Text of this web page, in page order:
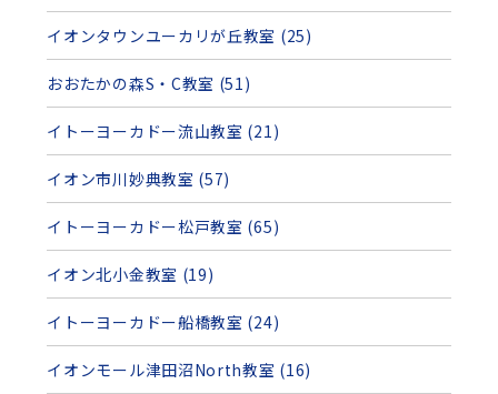
イオンタウンユーカリが丘教室 (25)
おおたかの森S・C教室 (51)
イトーヨーカドー流山教室 (21)
イオン市川妙典教室 (57)
イトーヨーカドー松戸教室 (65)
イオン北小金教室 (19)
イトーヨーカドー船橋教室 (24)
イオンモール津田沼North教室 (16)